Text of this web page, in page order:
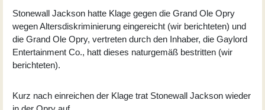
Stonewall Jackson hatte Klage gegen die Grand Ole Opry
wegen Altersdiskriminierung eingereicht (wir berichteten) und
die Grand Ole Opry, vertreten durch den Inhaber, die Gaylord
Entertainment Co., hatt dieses naturgemäß bestritten (wir
berichteten).
Kurz nach einreichen der Klage trat Stonewall Jackson wieder